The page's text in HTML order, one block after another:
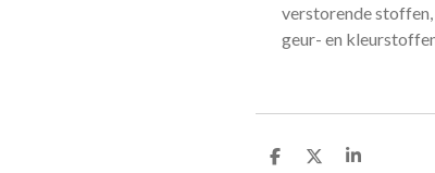
verstorende stoffen,
geur- en
D
D
S